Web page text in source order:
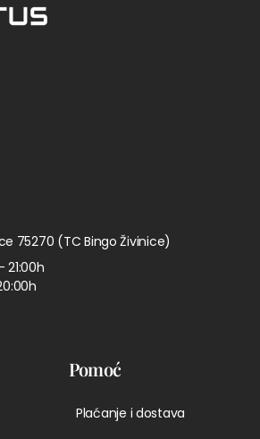
75270 (TC Bingo Živinice)
21:00h
Pomoć
Plaćanje i dostava